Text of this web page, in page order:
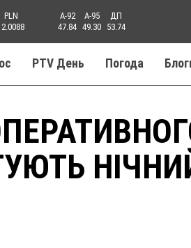
PLN
A-92
47.84
A-95
49.30
ДП
53.74
PTV День Погода